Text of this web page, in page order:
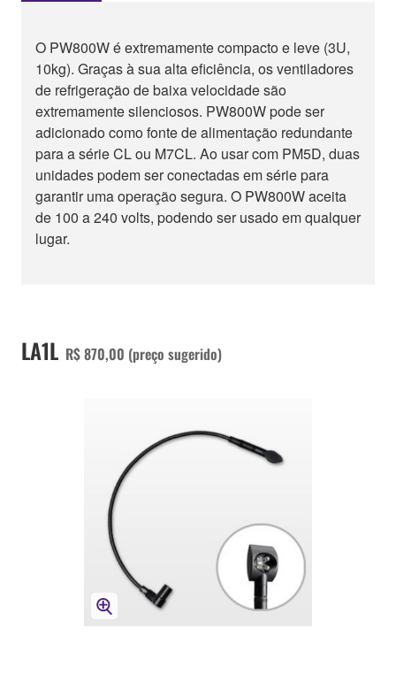
O PW800W é extremamente compacto e leve (3U,
10kg). Graças à sua alta eficiência, os ventiladores
de refrigeração de baixa velocidade são
extremamente silenciosos. PW800W pode ser
adicionado como fonte de alimentação redundante
para a série CL ou M7CL. Ao usar com PM5D, duas
unidades podem ser conectadas em série para
garantir uma operação segura. O PW800W aceita
de 100 a 240 volts, podendo ser usado em qualquer
lugar.
LA1L R$ 870,00 (preço sugerido)